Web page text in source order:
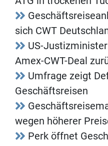
sich CWT
US-
Amex-CWT-Deal
Umfrage zeigt
Geschäftsreisen
wegen höherer
Perk öffnet